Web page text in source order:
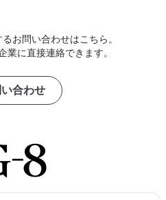
お問い合わせはこちら。
業に直接連絡できます。
合わせ